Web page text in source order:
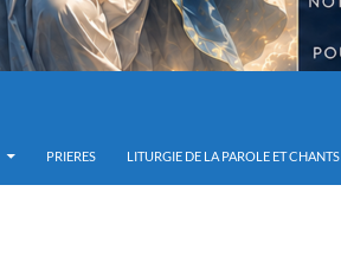
PRIERES LITURGIE DE LA PAROLE ET CHANTS